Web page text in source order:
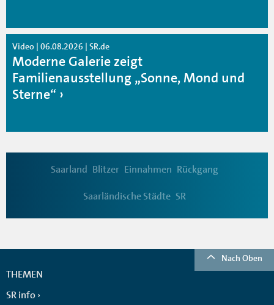
Video | 06.08.2026 | SR.de
Moderne Galerie zeigt
Familienausstellung „Sonne, Mond und
Sterne“
Saarland Blitzer Einnahmen Rückgang
Saarländische Städte SR
Nach Oben
THEMEN
SR info